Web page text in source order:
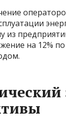
из
на 12%